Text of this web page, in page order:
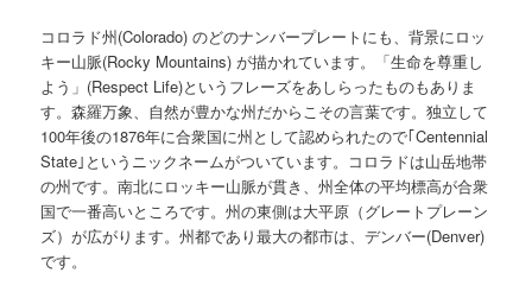
コロラド州(Colorado) のどのナンバープレートにも、背景にロッ
キー山脈(Rocky Mountains) が描かれています。「生命を尊重し
よう」(Respect Life)というフレーズをあしらったものもありま
す。森羅万象、自然が豊かな州だからこその言葉です。独立して
100年後の1876年に合衆国に州として認められたので｢Centennial
State｣というニックネームがついています。コロラドは山岳地帯
の州です。南北にロッキー山脈が貫き、州全体の平均標高が合衆
国で一番高いところです。州の東側は大平原（グレートプレーン
ズ）が広がります。州都であり最大の都市は、デンバー(Denver)
です。